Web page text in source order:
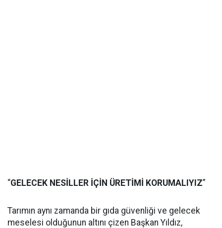
“GELECEK NESİLLER İÇİN ÜRETİMİ KORUMALIYIZ”
Tarımın aynı zamanda bir gıda güvenliği ve gelecek
meselesi olduğunun altını çizen Başkan Yıldız,